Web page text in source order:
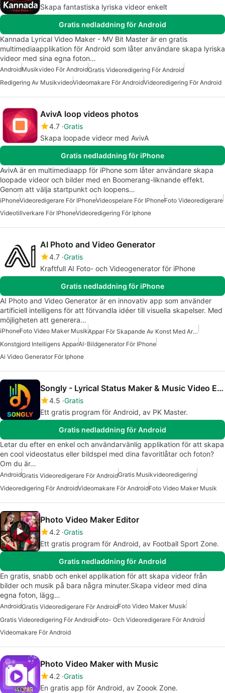
Skapa fantastiska lyriska videor enkelt
Gratis nedladdning för Android
Kannada Lyrical Video Maker - MV Bit Master är en gratis
multimediaapplikation för Android som låter användare skapa lyriska
videor med sina egna foton…
AndroidMusikvideo För AndroidGratis Videoredigering För Android
Redigering Av MusikvideoVideomakare För AndroidVideoredigering För Android
AvivA loop videos photos
4.7 Gratis
Skapa loopade videor med AvivA
Gratis nedladdning för iPhone
AvivA är en multimediaapp för iPhone som låter användare skapa
loopade videor och bilder med en Boomerang-liknande effekt.
Genom att välja startpunkt och loopens…
iPhoneVideoredigerare För IPhoneVideospelare För IPhoneFoto Videoredigerare
Videotillverkare För IPhoneVideoredigering För Iphone
AI Photo and Video Generator
4.7 Gratis
Kraftfull AI Foto- och Videogenerator för iPhone
Gratis nedladdning för iPhone
AI Photo and Video Generator är en innovativ app som använder
artificiell intelligens för att förvandla idéer till visuella skapelser. Med
möjligheten att generera…
iPhoneFoto Video Maker Musik
Appar För Skapande Av Konst Med Artificiell Intelligens
Konstgjord Intelligens ApparAI-Bildgenerator För IPhone
Ai Video Generator För Iphone
Songly - Lyrical Status Maker & Music Video Editor
4.5 Gratis
Ett gratis program för Android, av PK Master.
Gratis nedladdning för Android
Letar du efter en enkel och användarvänlig applikation för att skapa
en cool videostatus eller bildspel med dina favoritlåtar och foton?
Om du är…
AndroidGratis Videoredigerare För AndroidGratis Musikvideoredigering
Videoredigering För AndroidVideomakare För AndroidFoto Video Maker Musik
Photo Video Maker Editor
4.2 Gratis
Ett gratis program för Android, av Football Sport Zone.
Gratis nedladdning för Android
En gratis, snabb och enkel applikation för att skapa videor från
bilder och musik på bara några minuter.Skapa videor med dina
egna foton, lägg…
AndroidGratis Videoredigerare För AndroidFoto Video Maker Musik
Gratis Videoredigering För AndroidFoto- Och Videoredigerare För Android
Videomakare För Android
Photo Video Maker with Music
4.2 Gratis
En gratis app för Android, av Zoook Zone.